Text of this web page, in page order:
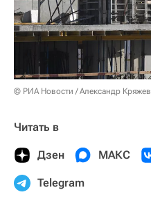
© РИА Новости / Александр Кряжев
Читать в
Дзен МАКС
Telegram